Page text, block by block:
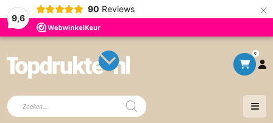
9,6
90 Reviews ×
0
Producten
zoeken